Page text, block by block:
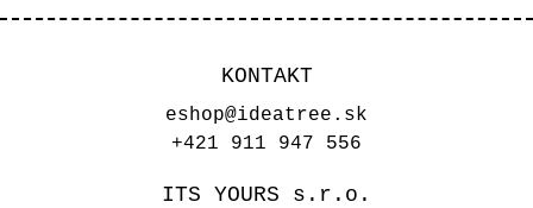
KONTAKT
eshop@ideatree.sk
+421 911 947 556
ITS YOURS s.r.o.